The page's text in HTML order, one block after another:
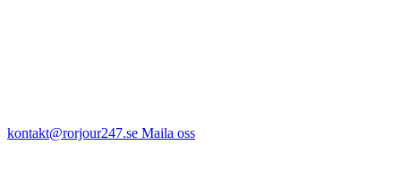
kontakt@rorjour247.se Maila oss